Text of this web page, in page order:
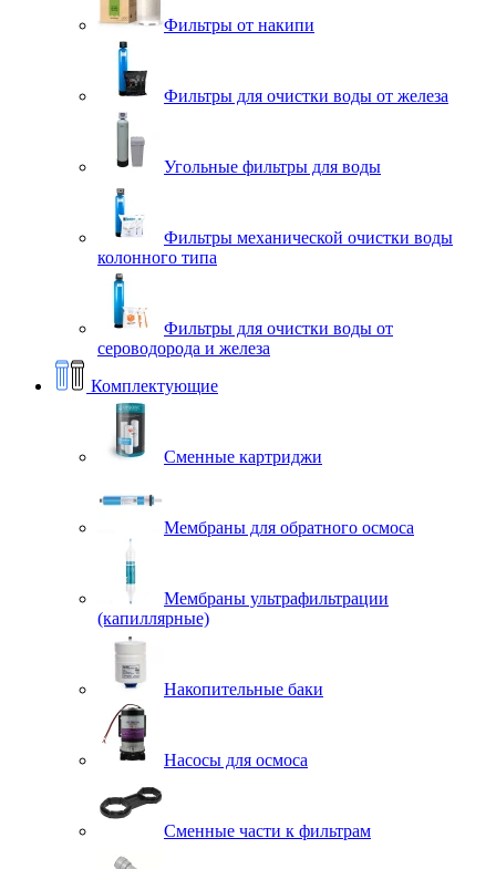
Фильтры от накипи
Фильтры для очистки воды от железа
Угольные фильтры для воды
Фильтры механической очистки воды
колонного типа
Фильтры для очистки воды от
сероводорода и железа
Комплектующие
Сменные картриджи
Мембраны для обратного осмоса
Мембраны ультрафильтрации
(капиллярные)
Накопительные баки
Насосы для осмоса
Сменные части к фильтрам